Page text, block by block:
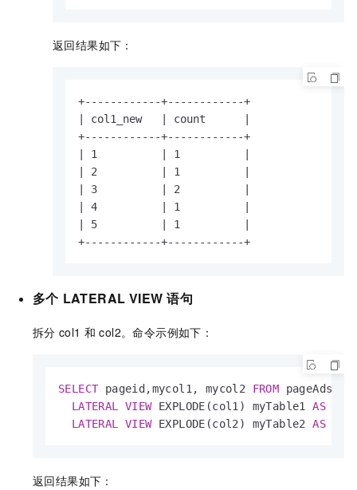
返回结果如下：
+------------+------------+
| col1_new   | count      |
+------------+------------+
| 1          | 1          |
| 2          | 1          |
| 3          | 2          |
| 4          | 1          |
| 5          | 1          |
+------------+------------+
多个 LATERAL VIEW 语句
拆分 col1 和 col2。命令示例如下：
SELECT pageid,mycol1, mycol2 FROM pageAds
LATERAL
VIEW EXPLODE(col1) myTable1 AS
LATERAL
VIEW EXPLODE(col2) myTable2 AS
返回结果如下：